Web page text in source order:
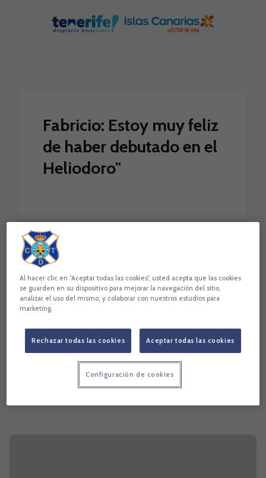
Fabricio: Estoy muy feliz
de haber debutado en el
Heliodoro"
Al hacer clic en “Aceptar todas las cookies”, usted acepta que las cookies
se guarden en su dispositivo para mejorar la navegación del sitio,
analizar el uso del mismo, y colaborar con nuestros estudios para
marketing.
Rechazar todas las cookies Aceptar todas las cookies
Configuración de cookies